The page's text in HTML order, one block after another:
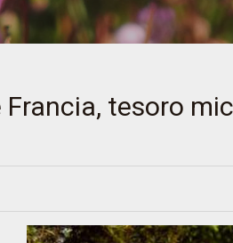
Francia, tesoro